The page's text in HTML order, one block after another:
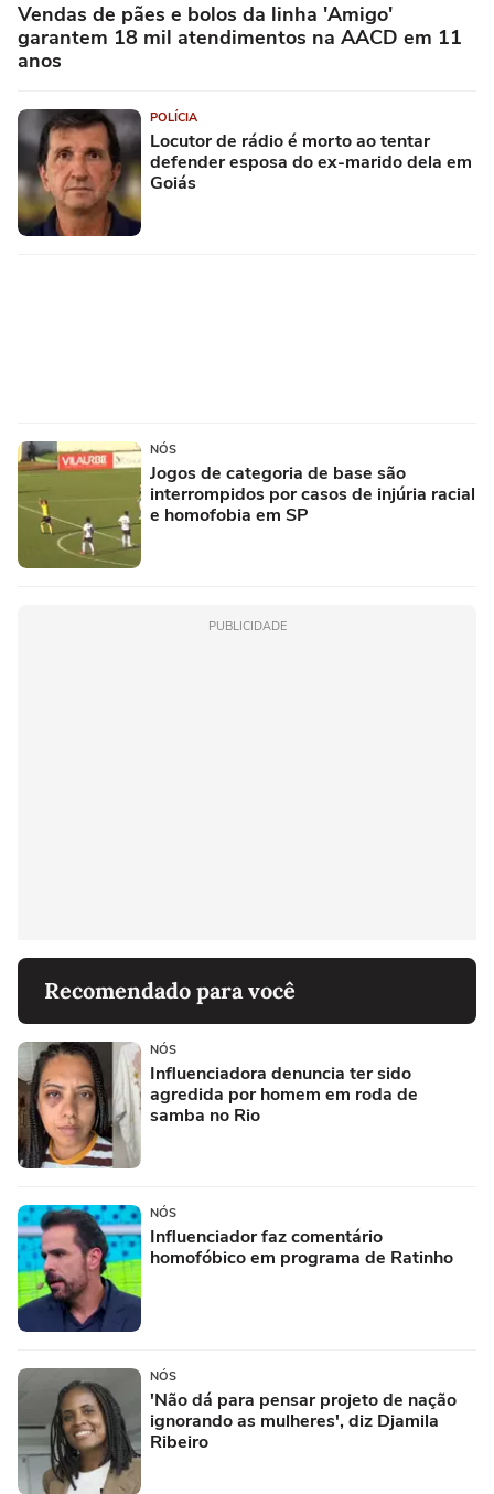
Vendas de pães e bolos da linha 'Amigo'
garantem 18 mil atendimentos na AACD em 11
anos
POLÍCIA
Locutor de rádio é morto ao tentar
defender esposa do ex-marido dela em
Goiás
NÓS
Jogos de categoria de base são
interrompidos por casos de injúria racial
e homofobia em SP
PUBLICIDADE
Recomendado para você
NÓS
Influenciadora denuncia ter sido
agredida por homem em roda de
samba no Rio
NÓS
Influenciador faz comentário
homofóbico em programa de Ratinho
NÓS
'Não dá para pensar projeto de nação
ignorando as mulheres', diz Djamila
Ribeiro